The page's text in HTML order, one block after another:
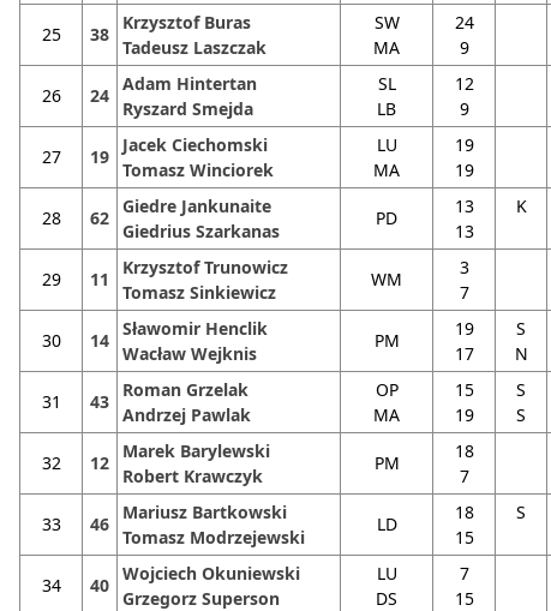
25 38
Krzysztof Buras
Tadeusz Laszczak
SW
MA
24
9
26 24
Adam Hintertan
Ryszard Smejda
SL
LB
12
9
27 19
Jacek Ciechomski
Tomasz Winciorek
LU
MA
19
19
28 62
Giedre Jankunaite
Giedrius Szarkanas
PD
13
13
K
29 11
Krzysztof Trunowicz
Tomasz Sinkiewicz
WM
3
7
30 14
Sławomir Henclik
Wacław Wejknis
PM
19
17
S
N
31 43
Roman Grzelak
Andrzej Pawlak
OP
MA
15
19
S
S
32 12
Marek Barylewski
Robert Krawczyk
PM
18
7
33 46
Mariusz Bartkowski
Tomasz Modrzejewski
LD
18
15
S
34 40
Wojciech Okuniewski
Grzegorz Superson
LU
DS
7
15